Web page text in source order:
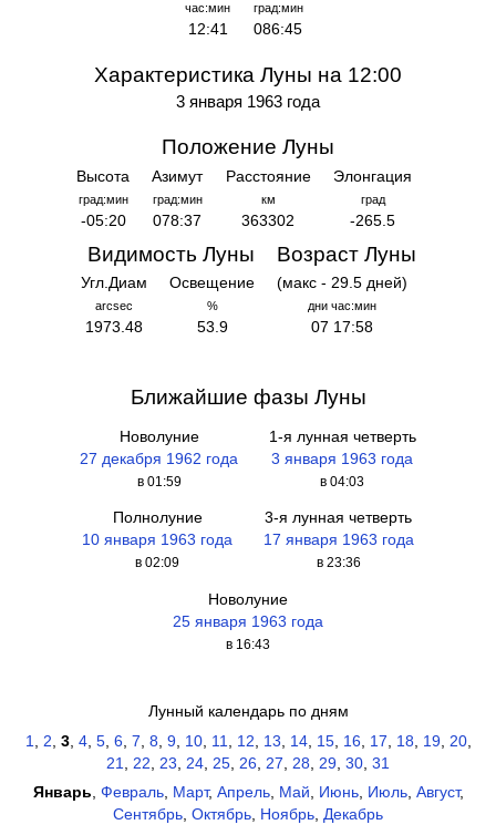
час:мин
12:41
град:мин
086:45
Характеристика Луны на 12:00
3 января 1963 года
Положение Луны
Высота
град:мин
-05:20
Азимут
град:мин
078:37
Расстояние
км
363302
Элонгация
град
-265.5
Видимость Луны
Угл.Диам
arcsec
1973.48
Освещение
%
53.9
Возраст Луны
(макс - 29.5 дней)
дни час:мин
07 17:58
Ближайшие фазы Луны
Новолуние
27 декабря 1962 года
в 01:59
1-я лунная четверть
3 января 1963 года
в 04:03
Полнолуние
10 января 1963 года
в 02:09
3-я лунная четверть
17 января 1963 года
в 23:36
Новолуние
25 января 1963 года
в 16:43
Лунный календарь по дням
1
2 3, 4, 5, 6, 7 8 9, 10, 11 12 13 14, 15, 16, 17 18 19, 20,
21
22 23 24 25 26 27 28 29 30 31
Январь, Февраль, Март, Апрель, Май, Июнь, Июль, Август,
Сентябрь, Октябрь, Ноябрь, Декабрь